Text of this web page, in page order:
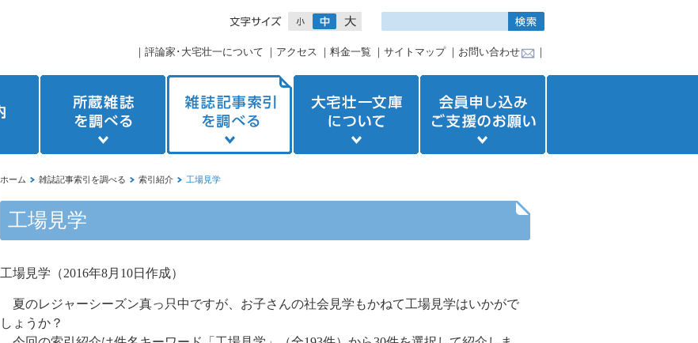
｜ 評論家･大宅壮一について ｜ アクセス ｜ 料金一覧 ｜ サイトマップ｜ お問い合わせ ｜
ホーム 雑誌記事索引を調べる 索引紹介 工場見学
工場見学
工場見学（2016年8月 10日作成）
夏のレジャーシーズン真っ只中ですが、お子さんの社会見学もかねて工場見学はいかがで
しょうか？